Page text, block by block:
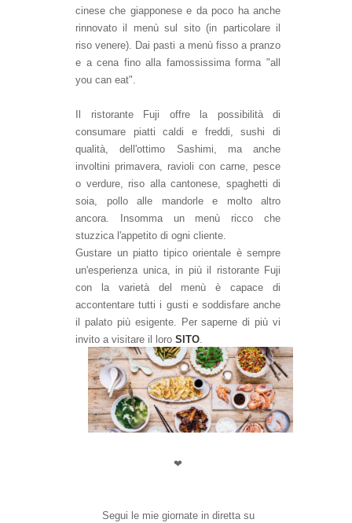
cinese che giapponese e da poco ha anche
rinnovato il menù sul sito (in particolare il
riso venere). Dai pasti a menù fisso a pranzo
e a cena fino alla famossissima forma "all
you can eat".
Il ristorante Fuji offre la possibilità di
consumare piatti caldi e freddi, sushi di
qualità, dell'ottimo Sashimi, ma anche
involtini primavera, ravioli con carne, pesce
o verdure, riso alla cantonese, spaghetti di
soia, pollo alle mandorle e molto altro
ancora. Insomma un menù ricco che
stuzzica l'appetito di ogni cliente.
Gustare un piatto tipico orientale è sempre
un'esperienza unica, in più il ristorante Fuji
con la varietà del menù è capace di
accontentare tutti i gusti e soddisfare anche
il palato più esigente. Per saperne di più vi
invito a visitare il loro SITO
❤
Segui le mie giornate in diretta su